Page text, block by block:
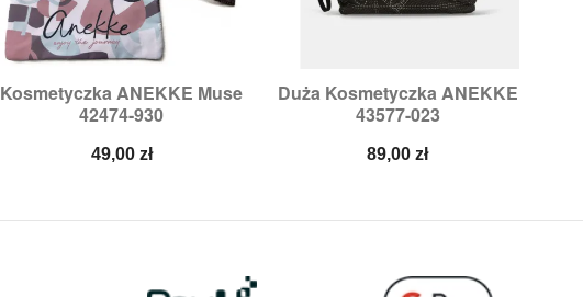
Kosmetyczka ANEKKE Muse
42474-930
Cena
49,00 zł
Szybki podgląd
Duża Kosmetyczka ANEKKE
43577-023
Cena
89,00 zł
Szybki podgląd